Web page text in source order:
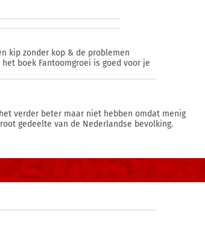
kip zonder kop & de problemen
boek Fantoomgroei is goed voor je
verder beter maar niet hebben omdat menig
gedeelte van de Nederlandse bevolking.